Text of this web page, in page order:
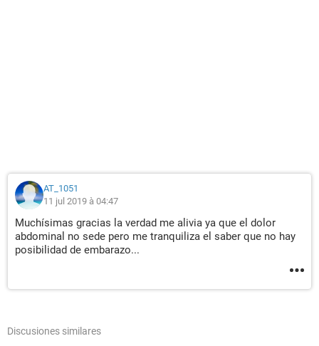
AT_1051
11 jul 2019 à 04:47
Muchísimas gracias la verdad me alivia ya que el dolor
abdominal no sede pero me tranquiliza el saber que no hay
posibilidad de embarazo...
Discusiones similares